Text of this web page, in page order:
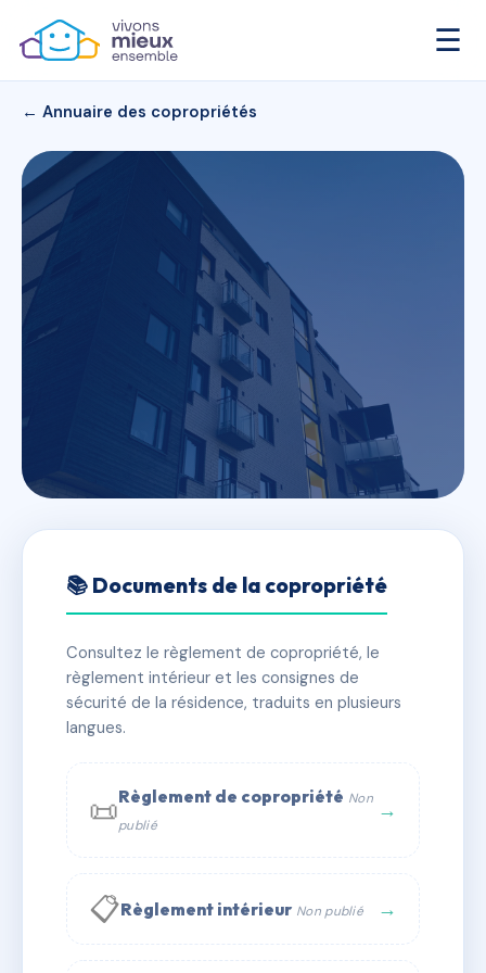
☰
← Annuaire des copropriétés
SDC HORIZON VERT
CLAIRIERE
📍 3 r horizon vert 37170 CHAMBRAY LES TOURS
✓ Immatriculée 🏠 275 lots 🏗 1 bâtiment(s)
📞 Contacter Syndic Digital 💬 WhatsApp
✉ Email
📚 Documents de la copropriété
Consultez le règlement de copropriété, le
règlement intérieur et les consignes de
sécurité de la résidence, traduits en plusieurs
langues.
📜Règlement de copropriété Non
publié
→
📋Règlement intérieur Non publié →